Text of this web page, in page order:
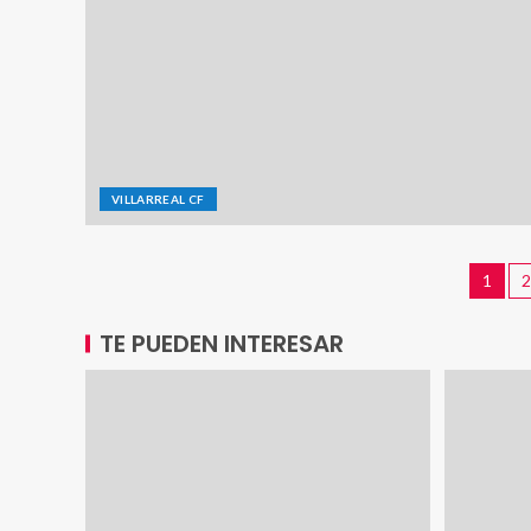
VILLARREAL CF
1 2
TE PUEDEN INTERESAR